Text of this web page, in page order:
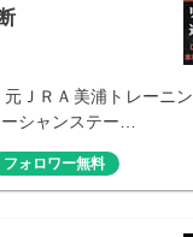
ＪＲＡ美浦トレーニ
シャンステー…
フォロワー無料